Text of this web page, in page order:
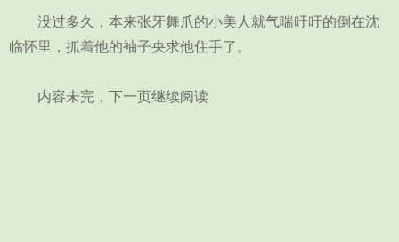
没过多久，本来张牙舞爪的小美人就气喘吁吁的倒在沈
临怀里，抓着他的袖子央求他住手了。
内容未完，下一页继续阅读